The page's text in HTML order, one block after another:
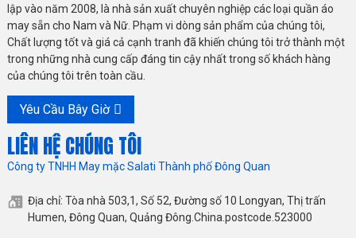
lập vào năm 2008, là nhà sản xuất chuyên nghiệp các loại quần áo
may sẵn cho Nam và Nữ. Phạm vi dòng sản phẩm của chúng tôi,
Chất lượng tốt và giá cả cạnh tranh đã khiến chúng tôi trở thành một
trong những nhà cung cấp đáng tin cậy nhất trong số khách hàng
của chúng tôi trên toàn cầu.
Yêu Cầu Bây Giờ
LIÊN HỆ CHÚNG TÔI
Công ty TNHH May mặc Salati Thành phố Đông Quan
Địa chỉ: Tòa nhà 503,1, Số 52, Đường số 10 Longyan, Thị trấn
Humen, Đông Quan, Quảng Đông.China.postcode.523000